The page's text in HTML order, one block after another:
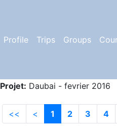
Profile Trips Groups
Projet: Daubai - fevrier 2016
<< < 1 2 3 4